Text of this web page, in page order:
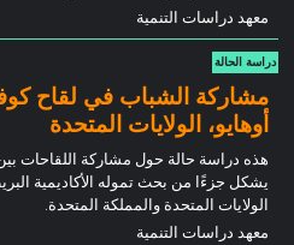
معهد دراسات التنمية
دراسة الحالة
أوهايو، الولايات المتحدة
هذه دراسة حالة حول مشاركة اللقاحات بين
يشكل جزءًا من بحث تموله الأكاديمية
الولايات المتحدة والمملكة المتحدة.
معهد دراسات التنمية